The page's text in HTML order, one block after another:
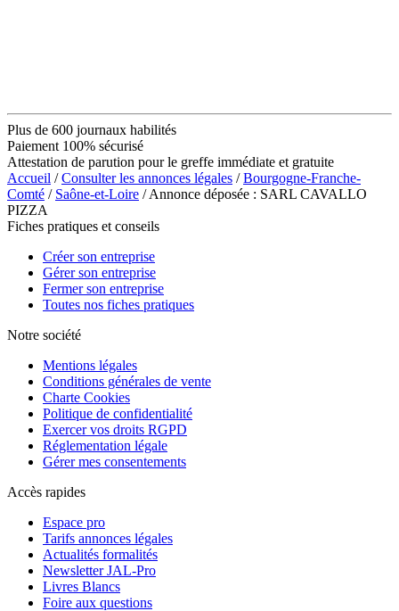
Plus de 600 journaux habilités
Paiement 100% sécurisé
Attestation de parution pour le greffe immédiate et gratuite
Accueil /Consulter les annonces légales /Bourgogne-Franche-
Comté / Saône-et-Loire / Annonce déposée : SARL CAVALLO
PIZZA
Fiches pratiques et conseils
Créer son entreprise
Gérer son entreprise
Fermer son entreprise
Toutes nos fiches pratiques
Notre société
Mentions légales
Conditions générales de vente
Charte Cookies
Politique de confidentialité
Exercer vos droits RGPD
Réglementation légale
Gérer mes consentements
Accès rapides
Espace pro
Tarifs annonces légales
Actualités formalités
Newsletter JAL-Pro
Livres Blancs
Foire aux questions